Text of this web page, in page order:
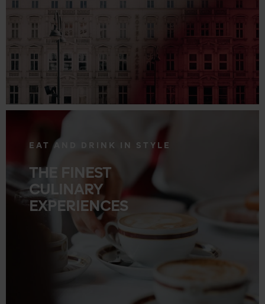
EAT AND DRINK IN STYLE
THE FINEST
CULINARY
EXPERIENCES